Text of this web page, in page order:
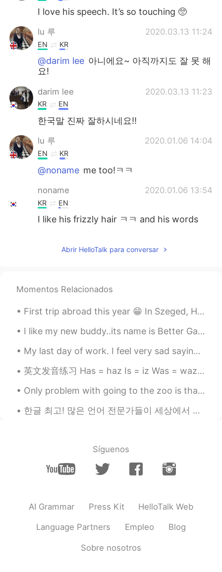
I love his speech. It’s so touching 🥺
lu 루 2020.03.13 11:24
EN KR
@darim lee 아니에요~ 아직까지도 잘 못 해
요!
darim lee 2020.03.13 11:23
KR EN
한국말 진짜 잘하시네요!!
lu 루 2020.01.06 14:04
EN KR
@noname me too!ㅋㅋ
noname 2020.01.06 13:54
KR EN
I like his frizzly hair ㅋㅋ and his words
2020.01.06 13:25
KR EN
wow cool
Abrir HelloTalk para conversar
Momentos Relacionados
First trip abroad this year 😁 In Szeged, Hungary. It feels so good to travel again 😍🇭🇺 Have a nic...
I like my new buddy..its name is Better Gary.🤖 I have a dog name Gary.🐶 Better Gary is a hard wor...
My last day of work. I feel very sad saying goodbye to my students. Some of them kept asking me t...
英文发音练习 Has = haz Is = iz Was = waz If = if (不是iffuh!!!) Clothes (不是closes!!) Walk China Thousand...
Only problem with going to the zoo is that I want to take them all home with me! ❤❤❤ This is an ...
한글 최고! 많은 언어 전문가들이 세상에서 한글이 제일 논리적인 글자라고 말해요. 많은 사람들은 1시동안만 배웠어요! 저는 배웠을때 전에 4시동안 공부했는데 저는 아마 조금 ...
Síguenos
AI Grammar Press Kit HelloTalk Web
Language Partners Empleo Blog
Sobre nosotros